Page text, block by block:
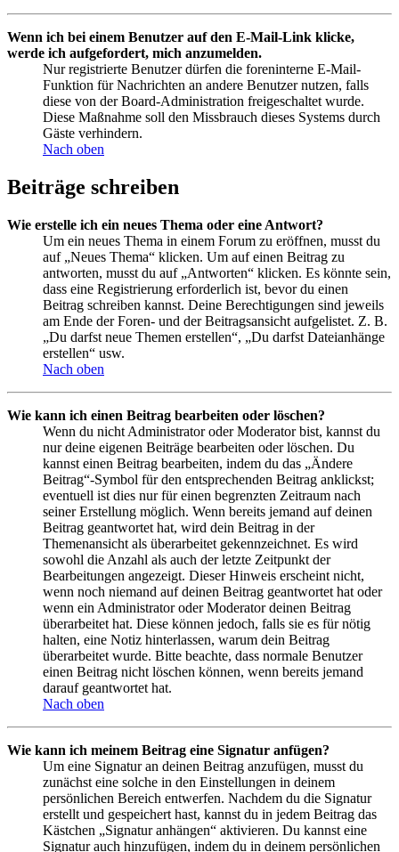
Wenn ich bei einem Benutzer auf den E-Mail-Link klicke,
werde ich aufgefordert, mich anzumelden.
Nur registrierte Benutzer dürfen die foreninterne E-Mail-
Funktion für Nachrichten an andere Benutzer nutzen, falls
diese von der Board-Administration freigeschaltet wurde.
Diese Maßnahme soll den Missbrauch dieses Systems durch
Gäste verhindern.
Nach oben
Beiträge schreiben
Wie erstelle ich ein neues Thema oder eine Antwort?
Um ein neues Thema in einem Forum zu eröffnen, musst du
auf „Neues Thema“ klicken. Um auf einen Beitrag zu
antworten, musst du auf „Antworten“ klicken. Es könnte sein,
dass eine Registrierung erforderlich ist, bevor du einen
Beitrag schreiben kannst. Deine Berechtigungen sind jeweils
am Ende der Foren- und der Beitragsansicht aufgelistet. Z. B.
„Du darfst neue Themen erstellen“, „Du darfst Dateianhänge
erstellen“ usw.
Nach oben
Wie kann ich einen Beitrag bearbeiten oder löschen?
Wenn du nicht Administrator oder Moderator bist, kannst du
nur deine eigenen Beiträge bearbeiten oder löschen. Du
kannst einen Beitrag bearbeiten, indem du das „Ändere
Beitrag“-Symbol für den entsprechenden Beitrag anklickst;
eventuell ist dies nur für einen begrenzten Zeitraum nach
seiner Erstellung möglich. Wenn bereits jemand auf deinen
Beitrag geantwortet hat, wird dein Beitrag in der
Themenansicht als überarbeitet gekennzeichnet. Es wird
sowohl die Anzahl als auch der letzte Zeitpunkt der
Bearbeitungen angezeigt. Dieser Hinweis erscheint nicht,
wenn noch niemand auf deinen Beitrag geantwortet hat oder
wenn ein Administrator oder Moderator deinen Beitrag
überarbeitet hat. Diese können jedoch, falls sie es für nötig
halten, eine Notiz hinterlassen, warum dein Beitrag
überarbeitet wurde. Bitte beachte, dass normale Benutzer
einen Beitrag nicht löschen können, wenn bereits jemand
darauf geantwortet hat.
Nach oben
Wie kann ich meinem Beitrag eine Signatur anfügen?
Um eine Signatur an deinen Beitrag anzufügen, musst du
zunächst eine solche in den Einstellungen in deinem
persönlichen Bereich entwerfen. Nachdem du die Signatur
erstellt und gespeichert hast, kannst du in jedem Beitrag das
Kästchen „Signatur anhängen“ aktivieren. Du kannst eine
Signatur auch hinzufügen, indem du in deinem persönlichen